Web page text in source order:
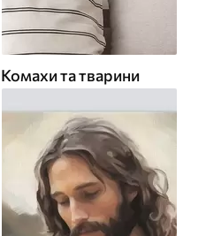
Комахи та тварини